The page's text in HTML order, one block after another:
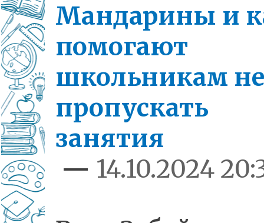
Мандарины и
помогают
школьникам не
пропускать
занятия
— 14.10.2024